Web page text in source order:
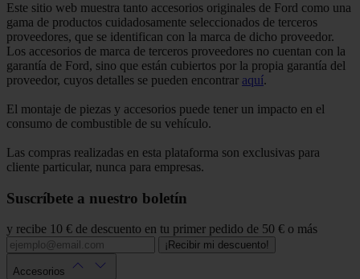
Este sitio web muestra tanto accesorios originales de Ford como una
gama de productos cuidadosamente seleccionados de terceros
proveedores, que se identifican con la marca de dicho proveedor.
Los accesorios de marca de terceros proveedores no cuentan con la
garantía de Ford, sino que están cubiertos por la propia garantía del
proveedor, cuyos detalles se pueden encontrar aquí.
El montaje de piezas y accesorios puede tener un impacto en el
consumo de combustible de su vehículo.
Las compras realizadas en esta plataforma son exclusivas para
cliente particular, nunca para empresas.
Suscríbete a nuestro boletín
y recibe 10 € de descuento en tu primer pedido de 50 € o más
¡Recibir mi descuento!
Accesorios